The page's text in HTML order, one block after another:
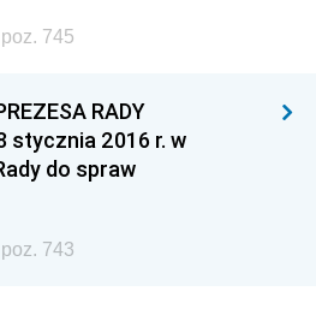
745
RADY
stycznia 2016 r. w
do spraw
743